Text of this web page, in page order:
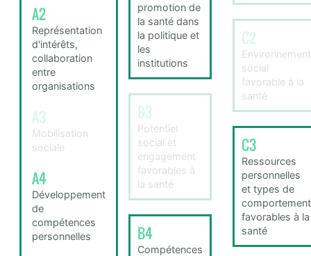
A2
Représentation
d'intérêts,
collaboration
entre
organisations
A3
Mobilisation
sociale
A4
Développement
de
compétences
personnelles
promotion de
la santé dans
la politique et
les
institutions
B3
Potentiel
social et
engagement
favorables à
la santé
B4
Compétences
C2
Environnement
social
favorable à la
santé
C3
Ressources
personnelles
et types de
comportement
favorables à la
santé